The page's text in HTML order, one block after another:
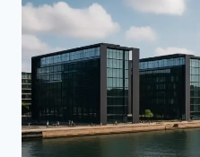
STRATEGISKE
MULIGHEDER